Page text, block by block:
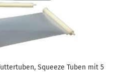
Squeeze Tuben mit 5